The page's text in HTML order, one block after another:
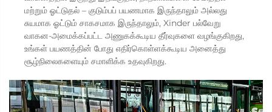
மற்றும் ஓட்டுதல் – குடும்பப் பயணமாக இருந்தாலும் அல்லது
சுயமாக ஓட்டும் சாகசமாக இருந்தாலும், Xinder பல்வேறு
வாகன-அமைக்கப்பட்ட அணுகக்கூடிய தீர்வுகளை வழங்குகிறது,
உங்கள் பயணத்தின் போது எதிர்கொள்ளக்கூடிய அனைத்து
சூழ்நிலைகளையும் சமாளிக்க உதவுகிறது.